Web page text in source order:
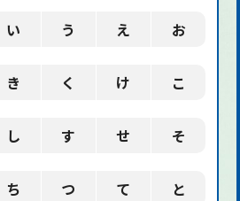
語
い う え お
き く け こ
し す せ そ
ち つ て と